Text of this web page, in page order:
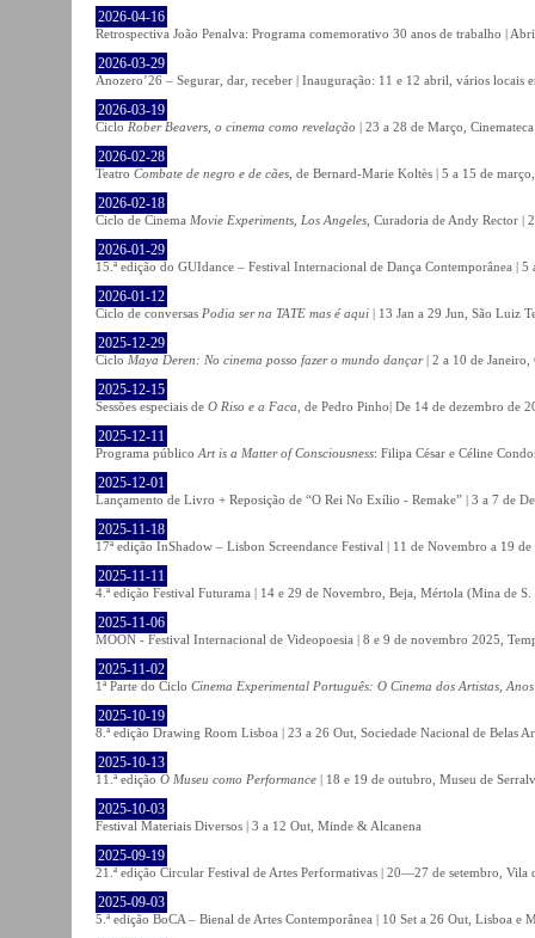
2026-04-16
Retrospectiva João Penalva: Programa comemorativo 30 anos de trabalho |
2026-03-29
Anozero’26 – Segurar, dar, receber | Inauguração: 11 e 12 abril, vários locais
2026-03-19
Ciclo Rober Beavers, o cinema como revelação | 23 a 28 de Março,
2026-02-28
Teatro Combate de negro e de cães , de Bernard-Marie Koltès | 5 a 15 de
2026-02-18
Ciclo de Cinema Movie Experiments, Los Angeles , Curadoria de Andy Rector
2026-01-29
15.ª edição do GUIdance – Festival Internacional de Dança Contemporânea |
2026-01-12
Ciclo de conversas Podia ser na TATE mas é aqui | 13 Jan a 29 Jun, São Luiz
2025-12-29
Ciclo Maya Deren: No cinema posso fazer o mundo dançar| 2 a 10 de Janeiro,
2025-12-15
Sessões especiais de O Riso e a Faca , de Pedro Pinho| De 14 de dezembro de
2025-12-11
Programa público Art is a Matter of Consciousness: Filipa César e Céline
2025-12-01
Lançamento de Livro + Reposição de “O Rei No Exílio - Remake” | 3 a 7 de
2025-11-18
17ª edição InShadow – Lisbon Screendance Festival | 11 de Novembro a 19
2025-11-11
4.ª edição Festival Futurama | 14 e 29 de Novembro, Beja, Mértola (Mina de
2025-11-06
MOON - Festival Internacional de Videopoesia | 8 e 9 de novembro 2025,
2025-11-02
1ª Parte do Ciclo Cinema Experimental Português: O Cinema dos Artistas,
2025-10-19
8.ª edição Drawing Room Lisboa | 23 a 26 Out, Sociedade Nacional de Belas
2025-10-13
11.ª edição O Museu como Performance | 18 e 19 de outubro, Museu de
2025-10-03
Festival Materiais Diversos | 3 a 12 Out, Minde & Alcanena
2025-09-19
21.ª edição Circular Festival de Artes Performativas | 20—27 de setembro, Vila
2025-09-03
5.ª edição BoCA – Bienal de Artes Contemporânea | 10 Set a 26 Out, Lisboa e